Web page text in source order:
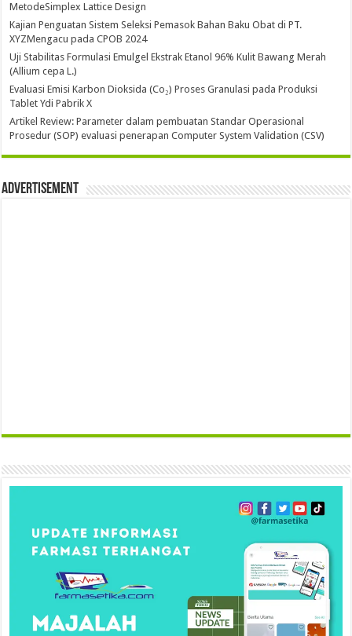
MetodeSimplex Lattice Design
Kajian Penguatan Sistem Seleksi Pemasok Bahan Baku Obat di PT.
XYZMengacu pada CPOB 2024
Uji Stabilitas Formulasi Emulgel Ekstrak Etanol 96% Kulit Bawang Merah
(Allium cepa L.)
Evaluasi Emisi Karbon Dioksida (Co₂) Proses Granulasi pada Produksi
Tablet Ydi Pabrik X
Artikel Review: Parameter dalam pembuatan Standar Operasional
Prosedur (SOP) evaluasi penerapan Computer System Validation (CSV)
Advertisement